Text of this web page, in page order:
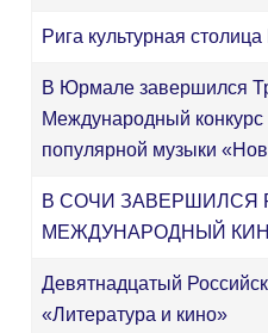
Рига культурная
В Юрмале завершился
Международный
популярной музыки
В СОЧИ ЗАВЕРШИЛСЯ
МЕЖДУНАРОДНЫЙ
Девятнадцатый
«Литература и кино»